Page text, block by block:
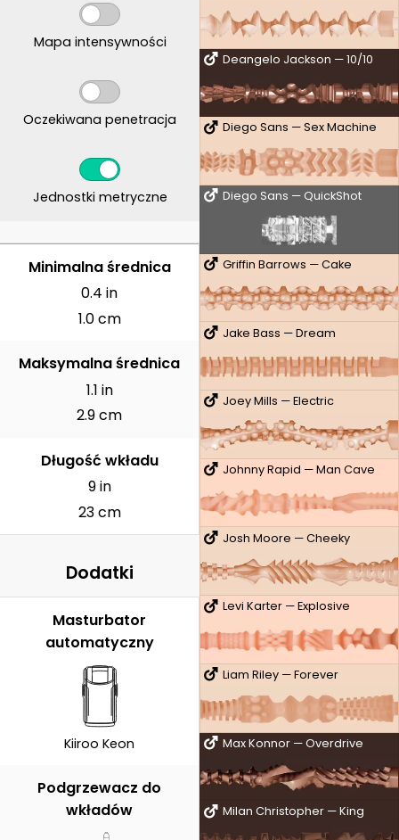
Deangelo Jackson — 10/10
Diego Sans — Sex Machine
Diego Sans — QuickShot
Griffin Barrows — Cake
Jake Bass — Dream
Joey Mills — Electric
Johnny Rapid — Man Cave
Josh Moore — Cheeky
Levi Karter — Explosive
Liam Riley — Forever
Max Konnor — Overdrive
Milan Christopher — King
Mapa intensywności
Oczekiwana penetracja
Jednostki metryczne
CENTYMETRY
Minimalna średnica
0.4 in
1.0 cm
Maksymalna średnica
1.1 in
2.9 cm
Długość wkładu
9 in
23 cm
Dodatki
Masturbator
automatyczny
Kiiroo Keon
Podgrzewacz do
wkładów